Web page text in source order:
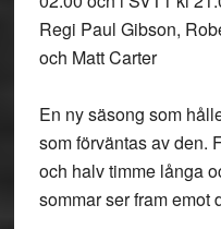
Regi Paul Gibson,
och Matt Carter
En ny säsong som
som förväntas av den.
och halv timme långa
sommar ser fram emot